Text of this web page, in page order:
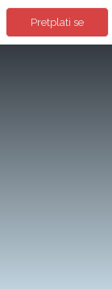
Pretplati se